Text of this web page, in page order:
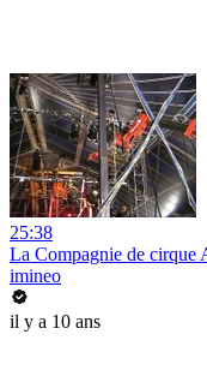
25:38
La Compagnie de cirque
imineo
il y a 10 ans